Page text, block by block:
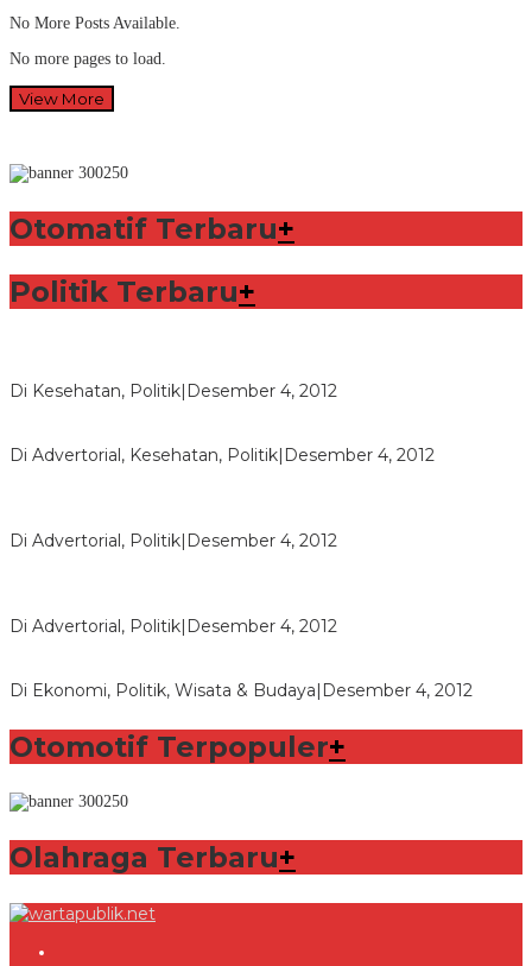
No More Posts Available.
No more pages to load.
View More
Otomatif Terbaru+
Politik Terbaru+
Di Kesehatan, Politik Desember 4, 2012
Di Advertorial, Kesehatan, Politik Desember 4, 2012
Di Advertorial, Politik Desember 4, 2012
Di Advertorial, Politik Desember 4, 2012
Di Ekonomi, Politik, Wisata & Budaya Desember 4, 2012
Otomotif Terpopuler+
Olahraga Terbaru+